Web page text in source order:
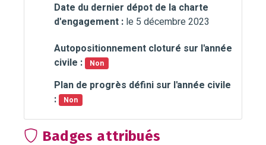
Date du dernier dépot de la charte
d'engagement : le 5 décembre 2023
Autopositionnement cloturé sur l'année
civile :
Non
Plan de progrès défini sur l'année civile
:
Non
Badges attribués